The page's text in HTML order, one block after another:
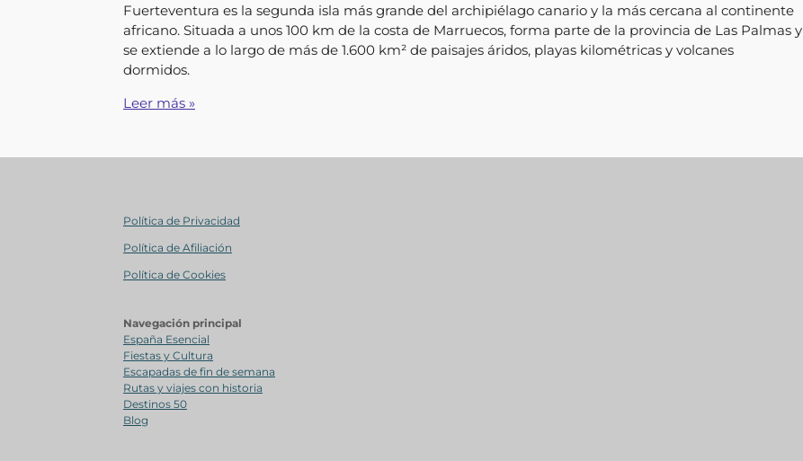
Fuerteventura es la segunda isla más grande del archipiélago canario y la más cercana al continente
africano. Situada a unos 100 km de la costa de Marruecos, forma parte de la provincia de Las Palmas y
se extiende a lo largo de más de 1.600 km² de paisajes áridos, playas kilométricas y volcanes
dormidos.
Leer más »
Política de Privacidad
Política de Afiliación
Política de Cookies
Navegación principal
España Esencial
Fiestas y Cultura
Escapadas de fin de semana
Rutas y viajes con historia
Destinos 50
Blog